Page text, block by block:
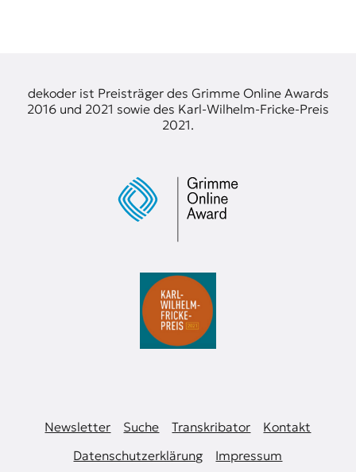
dekoder ist Preisträger des Grimme Online Awards
2016 und 2021 sowie des Karl-Wilhelm-Fricke-Preis
2021.
Newsletter Suche Transkribator
Kontakt
Datenschutzerklärung
Impressum